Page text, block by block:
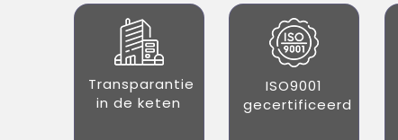
Transparantie
in de keten
ISO9001
gecertificeerd